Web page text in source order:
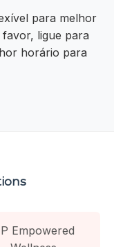
para melhor
favor, ligue para
horário para
Empowered